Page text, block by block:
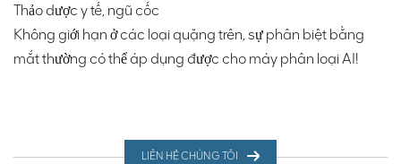
Thảo dược y tế, ngũ cốc
Không giới hạn ở các loại quặng trên, sự phân biệt bằng
mắt thường có thể áp dụng được cho máy phân loại AI!
LIÊN HỆ CHÚNG TÔI